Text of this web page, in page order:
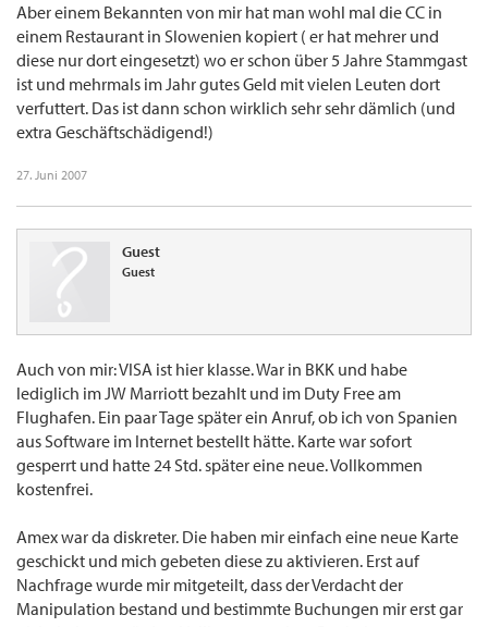
Aber einem Bekannten von mir hat man wohl mal die CC in
einem Restaurant in Slowenien kopiert ( er hat mehrer und
diese nur dort eingesetzt) wo er schon über 5 Jahre Stammgast
ist und mehrmals im Jahr gutes Geld mit vielen Leuten dort
verfuttert. Das ist dann schon wirklich sehr sehr dämlich (und
extra Geschäftschädigend!)
27. Juni 2007
Guest
Guest
Auch von mir: VISA ist hier klasse. War in BKK und habe
lediglich im JW Marriott bezahlt und im Duty Free am
Flughafen. Ein paar Tage später ein Anruf, ob ich von Spanien
aus Software im Internet bestellt hätte. Karte war sofort
gesperrt und hatte 24 Std. später eine neue. Vollkommen
kostenfrei.
Amex war da diskreter. Die haben mir einfach eine neue Karte
geschickt und mich gebeten diese zu aktivieren. Erst auf
Nachfrage wurde mir mitgeteilt, dass der Verdacht der
Manipulation bestand und bestimmte Buchungen mir erst gar